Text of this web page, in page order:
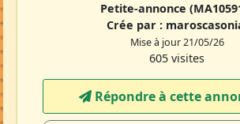
Petite-annonce
Crée par :
Mise à jour 21/05/26
605 visites
Répondre à cette